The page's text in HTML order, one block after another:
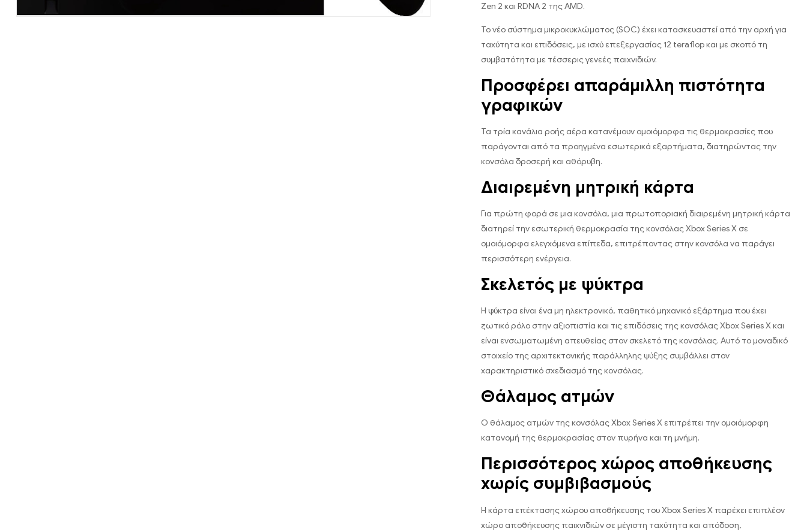
Zen 2 και RDNA 2 της AMD.
Το νέο σύστημα μικροκυκλώματος (SOC) έχει κατασκευαστεί από την αρχή για
ταχύτητα και επιδόσεις, με ισχύ επεξεργασίας 12 teraflop και με σκοπό τη
συμβατότητα με τέσσερις γενεές παιχνιδιών.
Προσφέρει απαράμιλλη πιστότητα
γραφικών
Τα τρία κανάλια ροής αέρα κατανέμουν ομοιόμορφα τις θερμοκρασίες που
παράγονται από τα προηγμένα εσωτερικά εξαρτήματα, διατηρώντας την
κονσόλα δροσερή και αθόρυβη.
Διαιρεμένη μητρική κάρτα
Για πρώτη φορά σε μια κονσόλα, μια πρωτοποριακή διαιρεμένη μητρική κάρτα
διατηρεί την εσωτερική θερμοκρασία της κονσόλας Xbox Series X σε
ομοιόμορφα ελεγχόμενα επίπεδα, επιτρέποντας στην κονσόλα να παράγει
περισσότερη ενέργεια.
Σκελετός με ψύκτρα
Η ψύκτρα είναι ένα μη ηλεκτρονικό, παθητικό μηχανικό εξάρτημα που έχει
ζωτικό ρόλο στην αξιοπιστία και τις επιδόσεις της κονσόλας Xbox Series X και
είναι ενσωματωμένη απευθείας στον σκελετό της κονσόλας. Αυτό το μοναδικό
στοιχείο της αρχιτεκτονικής παράλληλης ψύξης συμβάλλει στον
χαρακτηριστικό σχεδιασμό της κονσόλας.
Θάλαμος ατμών
Ο θάλαμος ατμών της κονσόλας Xbox Series X επιτρέπει την ομοιόμορφη
κατανομή της θερμοκρασίας στον πυρήνα και τη μνήμη.
Περισσότερος χώρος αποθήκευσης
χωρίς συμβιβασμούς
Η κάρτα επέκτασης χώρου αποθήκευσης του Xbox Series X παρέχει επιπλέον
χώρο αποθήκευσης παιχνιδιών σε μέγιστη ταχύτητα και απόδοση,